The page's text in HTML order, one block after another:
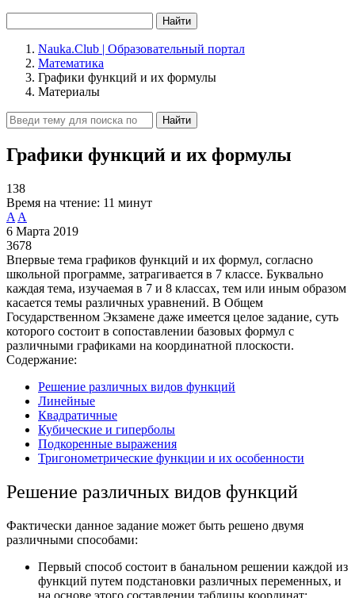
Найти
Nauka.Club | Образовательный портал
Математика
Графики функций и их формулы
Материалы
Найти
Графики функций и их формулы
138
Время на чтение: 11 минут
A A
6 Марта 2019
3678
Впервые тема графиков функций и их формул, согласно
школьной программе, затрагивается в 7 классе. Буквально
каждая тема, изучаемая в 7 и 8 классах, тем или иным образом
касается темы различных уравнений. В Общем
Государственном Экзамене даже имеется целое задание, суть
которого состоит в сопоставлении базовых формул с
различными графиками на координатной плоскости.
Содержание:
Решение различных видов функций
Линейные
Квадратичные
Кубические и гиперболы
Подкоренные выражения
Тригонометрические функции и их особенности
Решение различных видов функций
Фактически данное задание может быть решено двумя
различными способами:
Первый способ состоит в банальном решении каждой из
функций путем подстановки различных переменных, и
на основе этого составлении таблицы координат;